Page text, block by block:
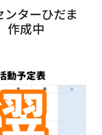
ンターひだま
作成中